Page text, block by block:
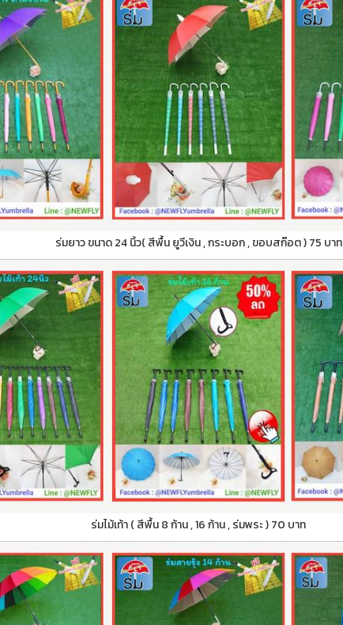
ร่มยาว ขนาด 24 นิ้ว( สีพื้น ยูวีเงิน , กระบอก , ขอบสก๊อต ) 75 บาท
ร่มไม้เท้า ( สีพื้น 8 ก้าน , 16 ก้าน , ร่มพระ ) 70 บาท